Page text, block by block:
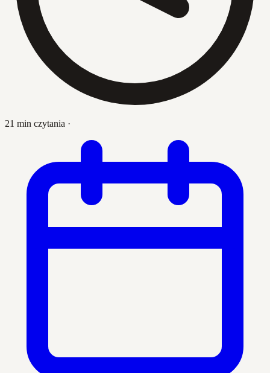
21 min czytania ·